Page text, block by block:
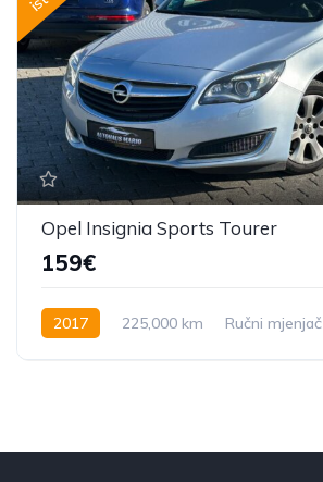
Opel Insignia Sports Tourer
159€
2017 225,000 km Ručni mjenjač